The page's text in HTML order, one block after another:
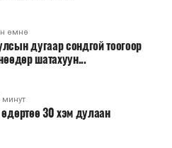
өмнө
дугаар сондгой тоогоор
шатахуун...
минут
30 хэм дулаан